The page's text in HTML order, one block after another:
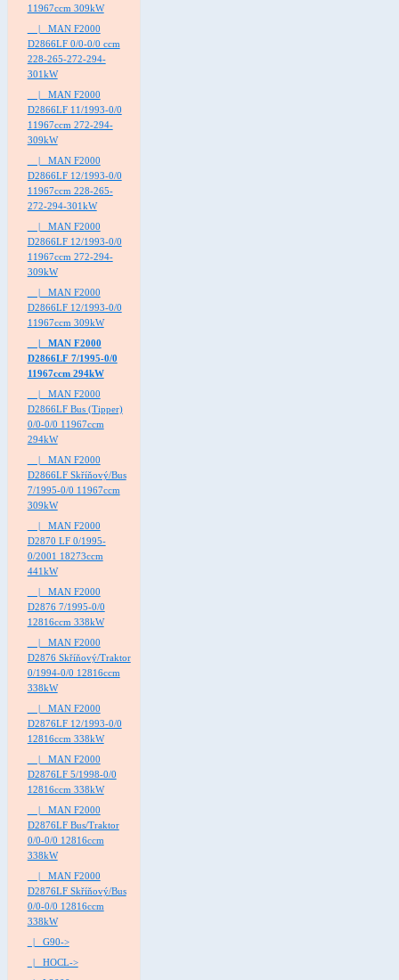
11967ccm 309kW
|_ MAN F2000
D2866LF 0/0-0/0 ccm
228-265-272-294-
301kW
|_ MAN F2000
D2866LF 11/1993-0/0
11967ccm 272-294-
309kW
|_ MAN F2000
D2866LF 12/1993-0/0
11967ccm 228-265-
272-294-301kW
|_ MAN F2000
D2866LF 12/1993-0/0
11967ccm 272-294-
309kW
|_ MAN F2000
D2866LF 12/1993-0/0
11967ccm 309kW
|_ MAN F2000
D2866LF 7/1995-0/0
11967ccm 294kW
|_ MAN F2000
D2866LF Bus (Tipper)
0/0-0/0 11967ccm
294kW
|_ MAN F2000
D2866LF Skříňový/Bus
7/1995-0/0 11967ccm
309kW
|_ MAN F2000
D2870 LF 0/1995-
0/2001 18273ccm
441kW
|_ MAN F2000
D2876 7/1995-0/0
12816ccm 338kW
|_ MAN F2000
D2876 Skříňový/Traktor
0/1994-0/0 12816ccm
338kW
|_ MAN F2000
D2876LF 12/1993-0/0
12816ccm 338kW
|_ MAN F2000
D2876LF 5/1998-0/0
12816ccm 338kW
|_ MAN F2000
D2876LF Bus/Traktor
0/0-0/0 12816ccm
338kW
|_ MAN F2000
D2876LF Skříňový/Bus
0/0-0/0 12816ccm
338kW
|_ G90->
|_ HOCL->